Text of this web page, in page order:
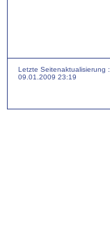
Letzte Seitenaktualisierung :
09.01.2009 23:19